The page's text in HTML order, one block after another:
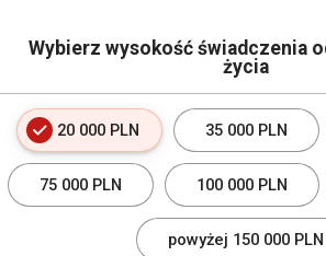
Wybierz wysokość świadczenia
życia
20 000 PLN 35 000 PLN
75 000 PLN 100 000 PLN
powyżej 150 000 PLN